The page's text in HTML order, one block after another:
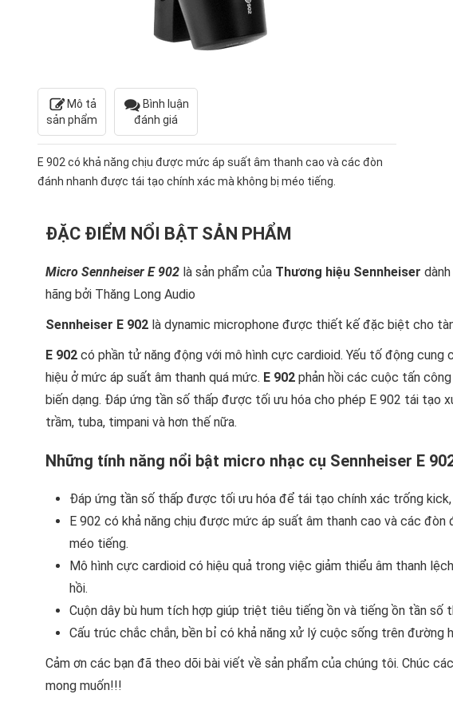
Mô tả
sản phẩm
Bình luận
đánh giá
E 902 có khả năng chịu được mức áp suất âm thanh cao và các đòn
đánh nhanh được tái tạo chính xác mà không bị méo tiếng.
ĐẶC ĐIỂM NỔI BẬT SẢN PHẨM
Micro Sennheiser E 902 là sản phẩm của Thương hiệu Sennheiser
hãng bởi Thăng Long Audio
Sennheiser E 902 là dynamic microphone được thiết kế đặc biệt cho
E 902 có phần tử năng động với mô hình cực cardioid. Yếu tố động
hiệu ở mức áp suất âm thanh quá mức. E 902 phản hồi các cuộc tấn
biến dạng. Đáp ứng tần số thấp được tối ưu hóa cho phép E 902 tái tạo
trầm, tuba, timpani và hơn thế nữa.
Những tính năng nổi bật micro nhạc cụ Sennheiser E
Đáp ứng tần số thấp được tối ưu hóa để tái tạo chính xác trống
E 902 có khả năng chịu được mức áp suất âm thanh cao và các
méo tiếng.
Mô hình cực cardioid có hiệu quả trong việc giảm thiểu âm thanh
hồi.
Cuộn dây bù hum tích hợp giúp triệt tiêu tiếng ồn và tiếng ồn tần số
Cấu trúc chắc chắn, bền bỉ có khả năng xử lý cuộc sống trên đường
Cảm ơn các bạn đã theo dõi bài viết về sản phẩm của chúng tôi. Chúc
mong muốn!!!